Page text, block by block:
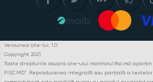
Versiunea site-lui: 1.0
Copyright 2021
Toate drepturile asupra site-ului monitorul.fisc.md aparțin
FISC.MD”. Reproducerea integrală sau parțială a